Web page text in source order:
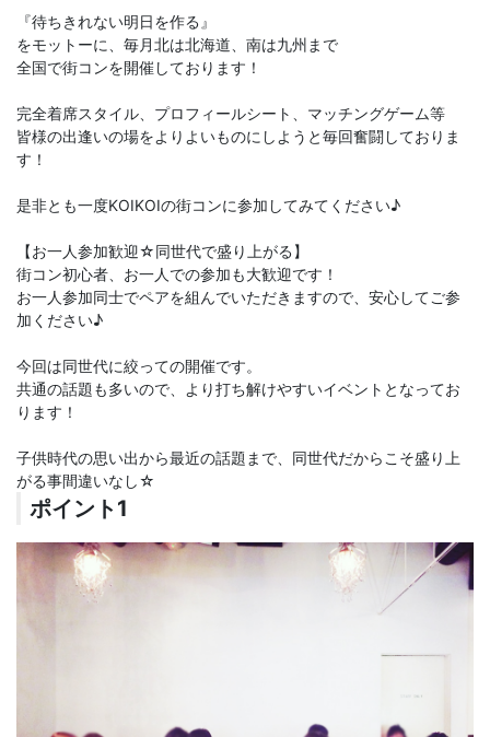
『待ちきれない明日を作る』
をモットーに、毎月北は北海道、南は九州まで
全国で街コンを開催しております！
完全着席スタイル、プロフィールシート、マッチングゲーム等
皆様の出逢いの場をよりよいものにしようと毎回奮闘しておりま
す！
是非とも一度KOIKOIの街コンに参加してみてください♪
【お一人参加歓迎☆同世代で盛り上がる】
街コン初心者、お一人での参加も大歓迎です！
お一人参加同士でペアを組んでいただきますので、安心してご参
加ください♪
今回は同世代に絞っての開催です。
共通の話題も多いので、より打ち解けやすいイベントとなってお
ります！
子供時代の思い出から最近の話題まで、同世代だからこそ盛り上
がる事間違いなし☆
ポイント1